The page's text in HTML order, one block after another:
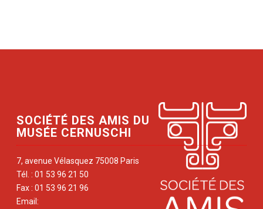
SOCIÉTÉ DES AMIS DU
MUSÉE CERNUSCHI
7, avenue Vélasquez 75008 Paris
Tél. : 01 53 96 21 50
Fax : 01 53 96 21 96
Email: